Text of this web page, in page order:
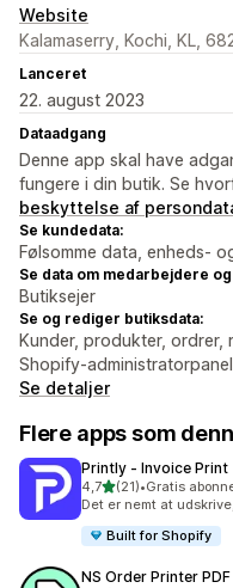
Website
Kalamaserry, Kochi, KL,
Lanceret
22. august 2023
Dataadgang
Denne app skal have
fungere i din butik. Se
beskyttelse af
Se kundedata:
Følsomme data, enheds-
Se data om medarbejdere
Butiksejer
Se og rediger butiksdata:
Kunder, produkter, ordrer,
Shopify-administratorpanel
Se detaljer
Flere apps som
Printly ‑ Invoice Print
4,7ud af 5 stjerner
(21)
21 anmeldelser i alt
•Gratis
Det er nemt at
Built for Shopify
NS Order Printer